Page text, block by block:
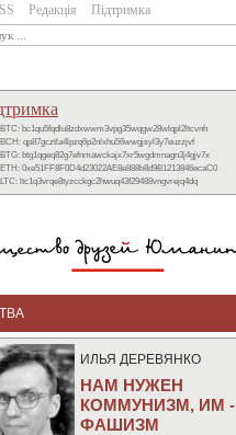
Редакція Підтримка
BTC: bc1qu5fqdlu8zdxwwm3vpg35wqgw28wlqpl2ltcvnh
BCH: qp87gcztla4lpzq6p2nlxhu56wwgjsyl3y7euzzjvf
BTG: btg1qgeq82g7efnmawckajx7xr5wgdmnagn3j4gjv7x
ETH: 0xe51FF8F0D4d23022AE8e888b8d9B1213846ecaC0
LTC: ltc1q3vrqe8tyzcckgc2hwuq43f29488vngvrejq4dq
ИЛЬЯ ДЕРЕВЯНКО
НАМ НУЖЕН
КОММУНИЗМ, ИМ -
ФАШИЗМ